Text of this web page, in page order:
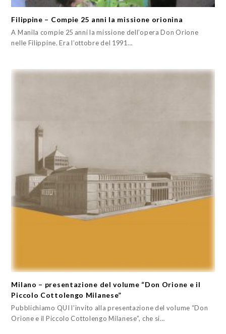
Filippine – Compie 25 anni la missione orionina
A Manila compie 25 anni la missione dell’opera Don Orione
nelle Filippine. Era l’ottobre del 1991…
Milano – presentazione del volume “Don Orione e il
Piccolo Cottolengo Milanese”
Pubblichiamo QUI l’invito alla presentazione del volume “Don
Orione e il Piccolo Cottolengo Milanese”, che si…